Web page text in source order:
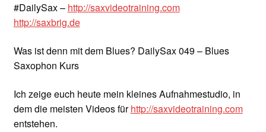
#DailySax – http://saxvideotraining.com
http://saxbrig.de
Was ist denn mit dem Blues? DailySax 049 – Blues
Saxophon Kurs
Ich zeige euch heute mein kleines Aufnahmestudio, in
dem die meisten Videos fürhttp://saxvideotraining.com
entstehen.